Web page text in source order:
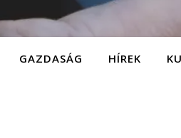
GAZDASÁG HÍREK